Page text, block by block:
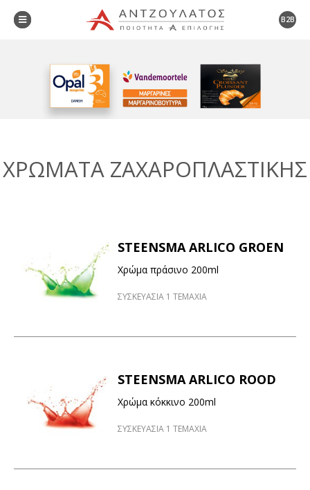
B2B
ΧΡΩΜΑΤΑ ΖΑΧΑΡΟΠΛΑΣΤΙΚΗΣ
STEENSMA ARLICO GROEN
Χρώμα πράσινο 200ml
ΣΥΣΚΕΥΑΣΙΑ 1 ΤΕΜΑΧΙΑ
STEENSMA ARLICO ROOD
Χρώμα κόκκινο 200ml
ΣΥΣΚΕΥΑΣΙΑ 1 ΤΕΜΑΧΙΑ